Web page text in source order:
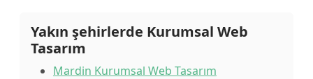
Yakın şehirlerde Kurumsal Web
Tasarım
Mardin Kurumsal Web Tasarım